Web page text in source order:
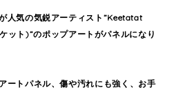
人気の気鋭アーティスト”Keetatat
ット)”のポップアートがパネルになり
ートパネル、傷や汚れにも強く、お手